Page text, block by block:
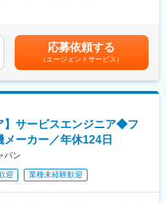
しつつ、自社サービスや製品の提案
獲得を目指します。
在籍しております。
、カーディーラー、WEB制作営業、
経験でも長期的にご活躍いただける
目視で検査検査の工程を自動化する
、社用車で1日4～5件程度を訪問
特定、修理を実施します。
どはエリアリーダー、エリア統括が
さい。
、大手チェーンのレストランやカフ
いただきます。
メインに担当いただきます。
スクラスの社用車を貸与の上、自宅
げます。
あり）※24時間修理完了率、無償率・
に支給■各種インセンティブあり（洗
ンタル契約数、見積提出件数など実
も目安の金額であり、選考を通じて
月給(月額)は固定手当を含めた表記で
応募依頼する
（エージェントサービス）
】サービスエンジニア◆フ
ーカー／年休124日
パン
迎 業種未経験歓迎